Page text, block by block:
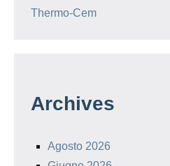
Thermo-Cem
Archives
Agosto 2026